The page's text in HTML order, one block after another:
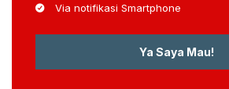
Via notifikasi Smartphone
Ya Saya Mau!